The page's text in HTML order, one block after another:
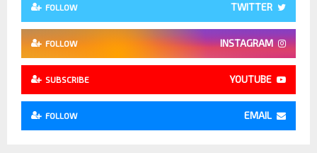
TWITTER
FOLLOW
INSTAGRAM
FOLLOW
YOUTUBE
SUBSCRIBE
EMAIL
FOLLOW